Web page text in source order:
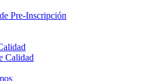
Pre-Inscripción
Calidad